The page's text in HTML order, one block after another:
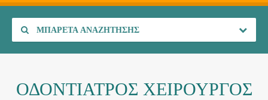
ΜΠΑΡΈΤΑ ΑΝΑΖΉΤΗΣΗΣ
ΟΔΟΝΤΙΑΤΡΟΣ ΧΕΙΡΟΥΡΓΟΣ